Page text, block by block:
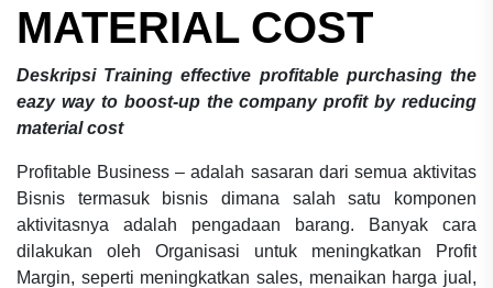
MATERIAL COST
Deskripsi Training effective profitable purchasing the
eazy way to boost-up the company profit by reducing
material cost
Profitable Business – adalah sasaran dari semua aktivitas
Bisnis termasuk bisnis dimana salah satu komponen
aktivitasnya adalah pengadaan barang. Banyak cara
dilakukan oleh Organisasi untuk meningkatkan Profit
Margin, seperti meningkatkan sales, menaikan harga jual,